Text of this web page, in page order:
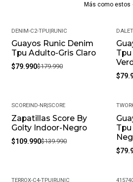
Más como estos
-56%
DENIM-C2-TPU|RUNIC
Guayos Runic Denim
Tpu Adulto-Gris Claro
$79.990$179.990
-
-21%
SCOREIND-NR| SCORE
Zapatillas Score By
Golty Indoor-Negro
$109.990$139.990
-
TERROX-C4-TPU RUNIC